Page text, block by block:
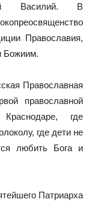
Василий. В
Православия,
Божиим.
Православная
православной
где
где дети не
любить Бога и
Патриарха